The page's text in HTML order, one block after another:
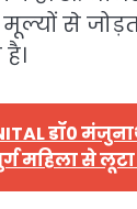
से
डॉ0
महिला से